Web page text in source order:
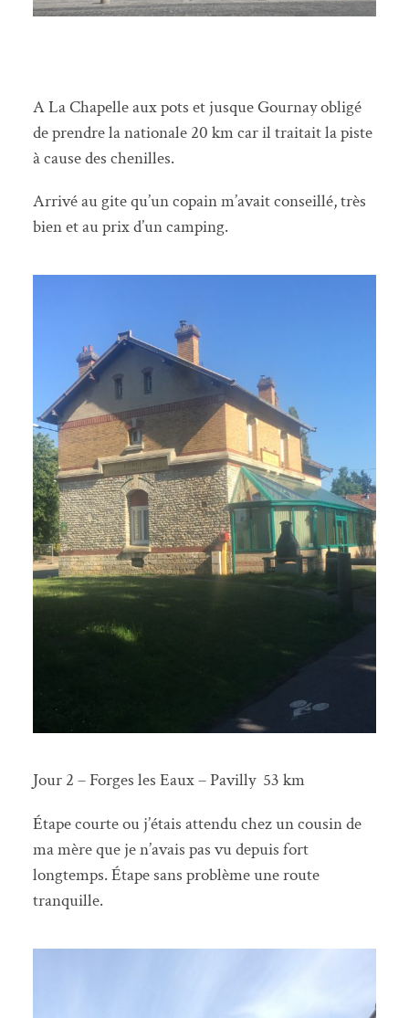
A La Chapelle aux pots et jusque Gournay obligé
de prendre la nationale 20 km car il traitait la piste
à cause des chenilles.
Arrivé au gite qu’un copain m’avait conseillé, très
bien et au prix d’un camping.
Jour 2 – Forges les Eaux – Pavilly 53 km
Étape courte ou j’étais attendu chez un cousin de
ma mère que je n’avais pas vu depuis fort
longtemps. Étape sans problème une route
tranquille.